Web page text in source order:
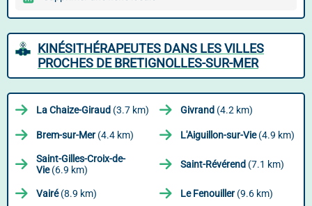
KINÉSITHÉRAPEUTES DANS LES VILLES
PROCHES DE BRETIGNOLLES-SUR-MER
La Chaize-Giraud (3.7 km) Givrand (4.2 km)
Brem-sur-Mer(4.4 km) L'Aiguillon-sur-Vie(4.9 km)
Saint-Gilles-Croix-de-
Vie(6.9 km) Saint-Révérend (7.1 km)
Vairé(8.9 km) Le Fenouiller(9.6 km)